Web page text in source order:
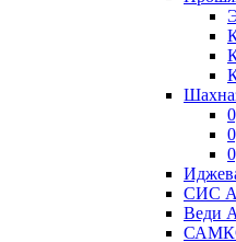
СИС
Веди